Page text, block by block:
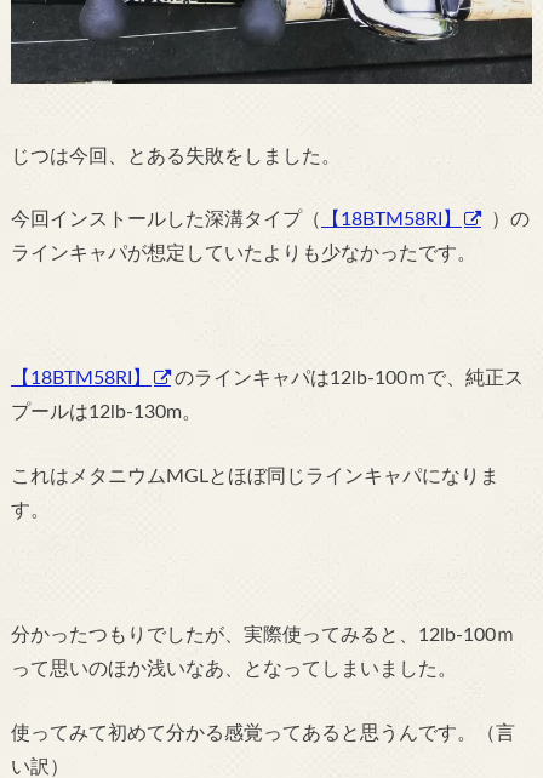
じつは今回、とある失敗をしました。
今回インストールした深溝タイプ（ 【18BTM58RI】
）の
ラインキャパが想定していたよりも少なかったです。
【18BTM58RI】
のラインキャパは12lb-100ｍで、純正ス
プールは12lb-130m。
これはメタニウムMGLとほぼ同じラインキャパになりま
す。
分かったつもりでしたが、実際使ってみると、12lb-100ｍ
って思いのほか浅いなあ、
となってしまいました。
使ってみて初めて分かる感覚ってあると思うんです。（言
い訳）